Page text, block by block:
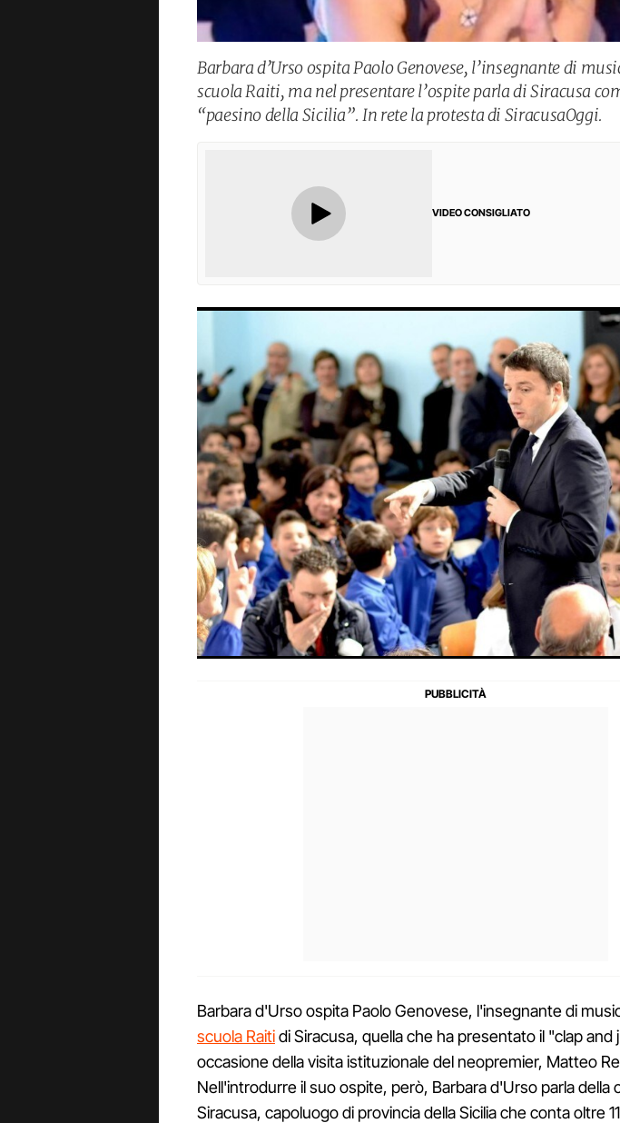
Barbara d’Urso ospita Paolo Genovese, l’insegnante di
scuola Raiti, ma nel presentare l’ospite parla di Siracusa
“paesino della Sicilia”. In rete la protesta di SiracusaOggi.
VIDEO CONSIGLIATO
Barbara d'Urso ospita Paolo Genovese, l'insegnante di
scuola Raitidi Siracusa, quella che ha presentato il "clap and
occasione della visita istituzionale del neopremier, Matteo
Nell'introdurre il suo ospite, però, Barbara d'Urso parla della
Siracusa, capoluogo di provincia della Sicilia che conta oltre